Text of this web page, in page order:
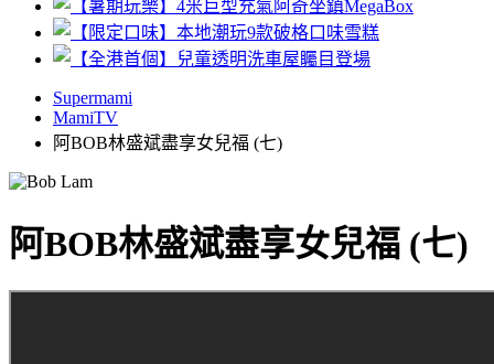
Supermami
MamiTV
阿BOB林盛斌盡享女兒福 (七)
阿BOB林盛斌盡享女兒福 (七)